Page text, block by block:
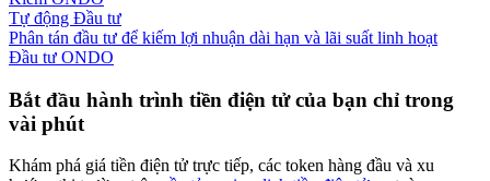
Earn
Tự động Đầu tư
Phân tán đầu tư để kiếm lợi nhuận dài hạn và lãi suất linh hoạt
Đầu tư ONDO
Bắt đầu hành trình tiền điện tử của bạn chỉ trong
vài phút
Khám phá giá tiền điện tử trực tiếp, các token hàng đầu và xu